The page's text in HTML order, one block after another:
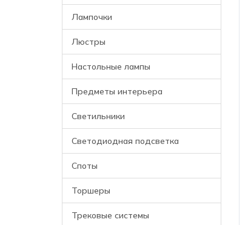
Лампочки
Люстры
Настольные лампы
Предметы интерьера
Светильники
Светодиодная подсветка
Споты
Торшеры
Трековые системы